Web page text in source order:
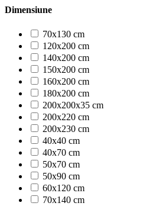
Dimensiune
70x130 cm
120x200 cm
140x200 cm
150x200 cm
160x200 cm
180x200 cm
200x200x35 cm
200x220 cm
200x230 cm
40x40 cm
40x70 cm
50x70 cm
50x90 cm
60x120 cm
70x140 cm